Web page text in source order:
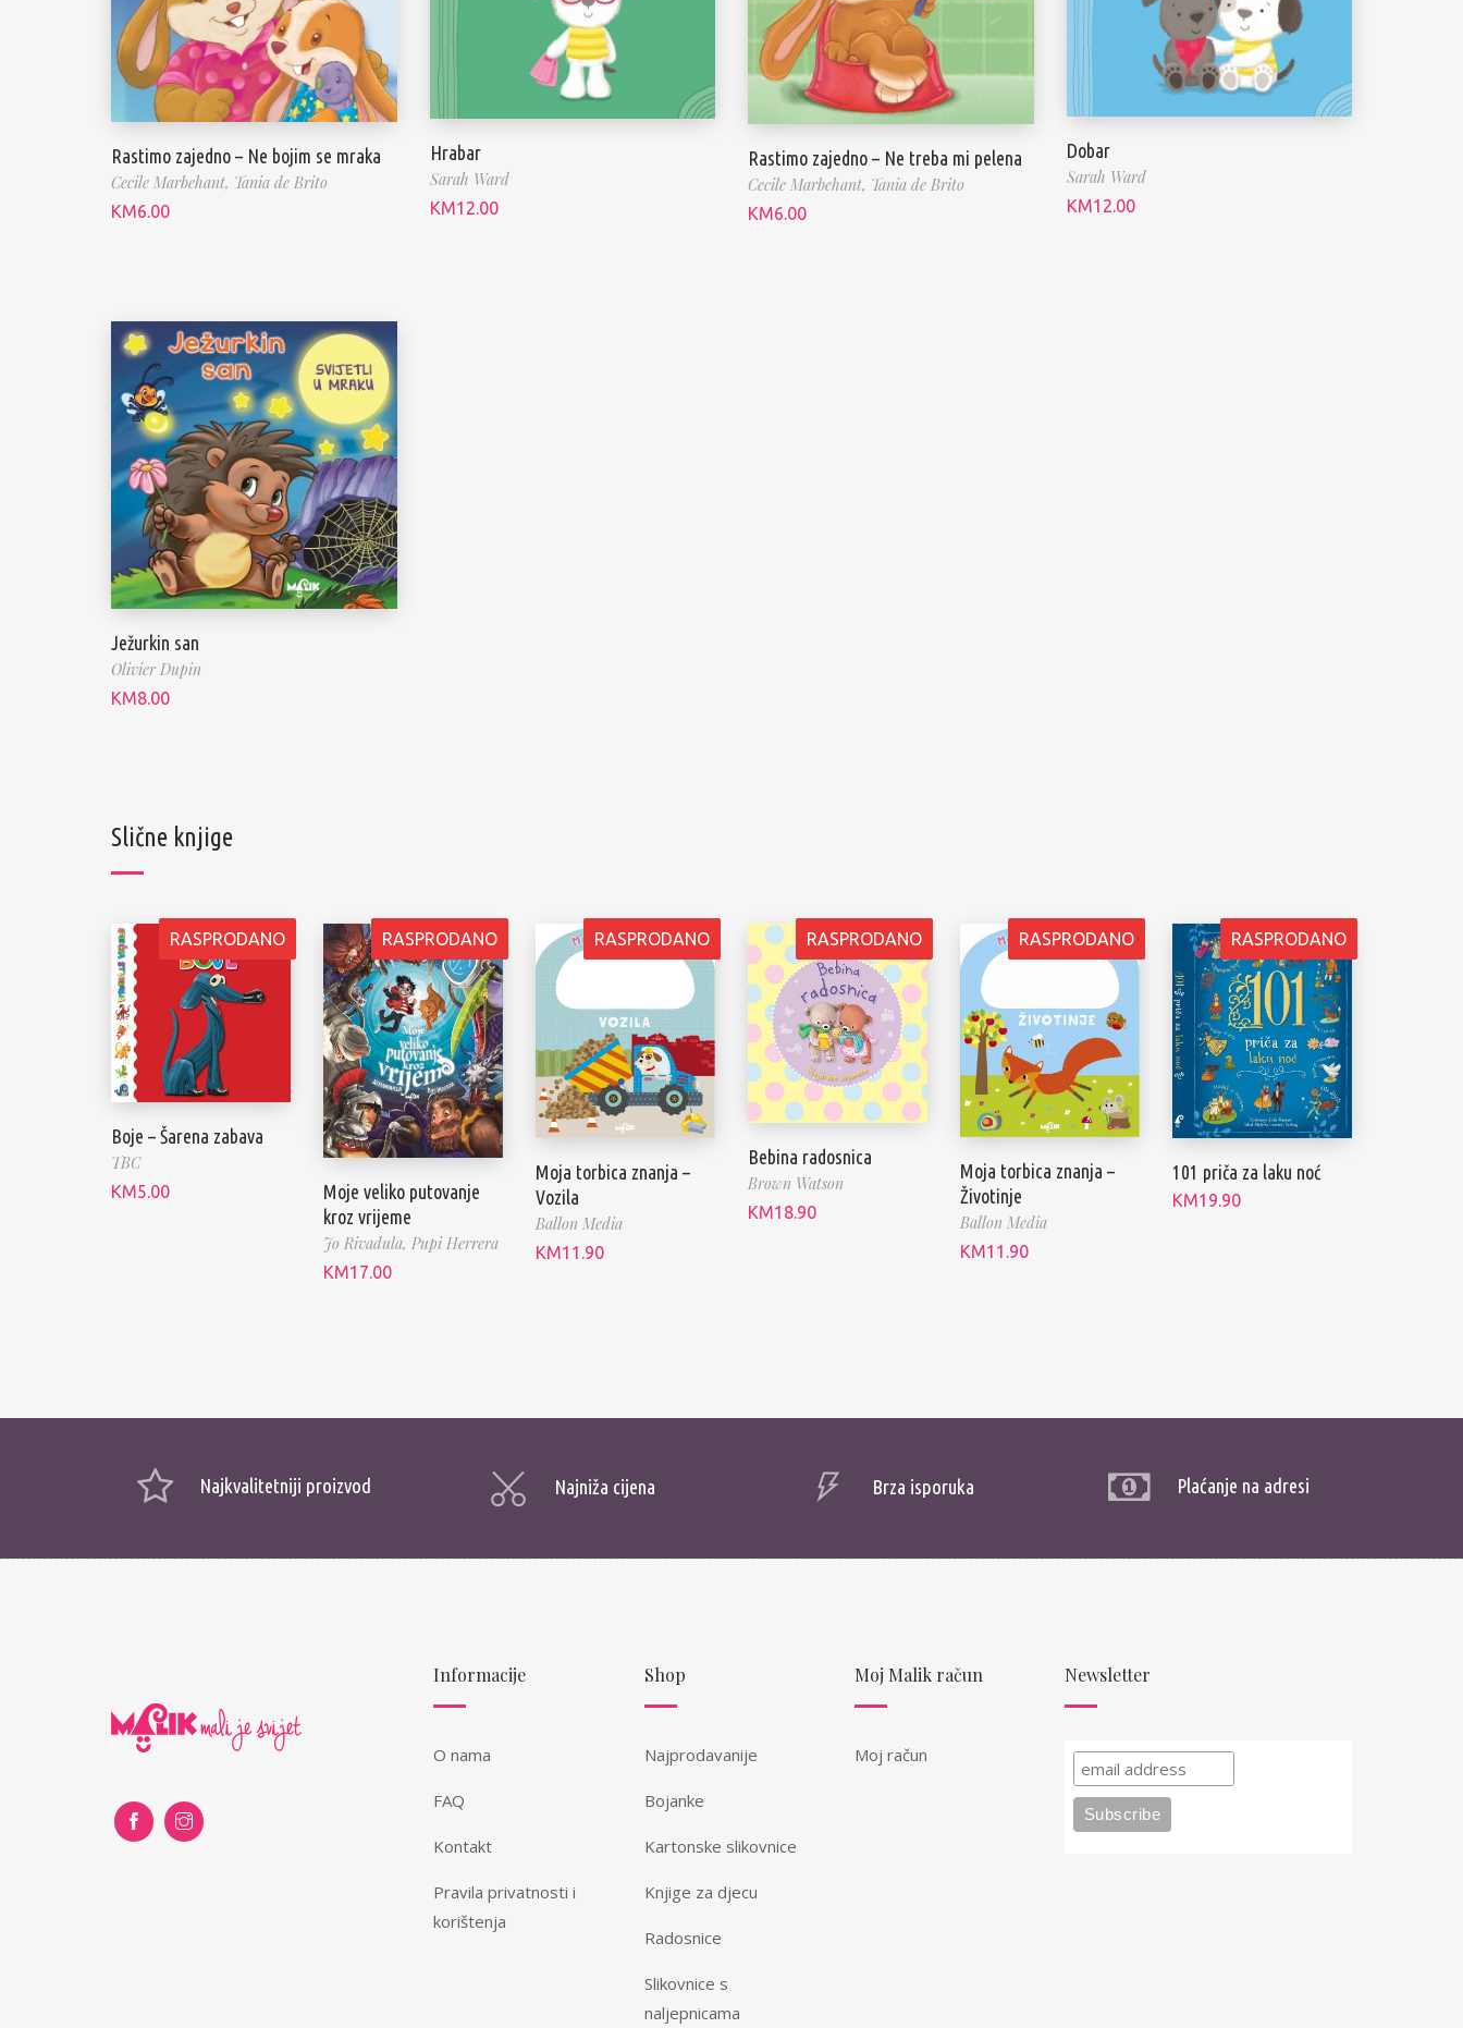
Rastimo zajedno – Ne bojim se mraka
Cecile Marbehant, Tania de Brito
KM6.00
Hrabar
Sarah Ward
KM12.00
Rastimo zajedno – Ne treba mi pelena
Cecile Marbehant, Tania de Brito
KM6.00
Dobar
Sarah Ward
KM12.00
Ježurkin san
Olivier Dupin
KM8.00
Slične knjige
RASPRODANO
Boje – Šarena zabava
TBC
KM5.00
RASPRODANO
Moje veliko putovanje
kroz vrijeme
Jo Rivadula, Pupi Herrera
KM17.00
RASPRODANO
Moja torbica znanja –
Vozila
Ballon Media
KM11.90
RASPRODANO
Bebina radosnica
Brown Watson
KM18.90
RASPRODANO
Moja torbica znanja –
Životinje
Ballon Media
KM11.90
RASPRODANO
101 priča za laku noć
KM19.90
Najkvalitetniji proizvod Najniža cijena Brza isporuka Plaćanje na adresi
Informacije
O nama
FAQ
Kontakt
Pravila privatnosti i
korištenja
Shop
Najprodavanije
Bojanke
Kartonske slikovnice
Knjige za djecu
Radosnice
Slikovnice s
naljepnicama
Moj Malik račun
Moj račun
Newsletter